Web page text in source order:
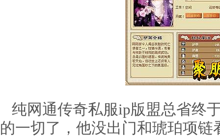
纯网通传奇私服ip版盟总省终
的一切了，他没出门和琥珀项